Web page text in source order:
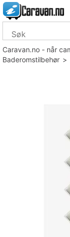
Caravan.no - når
Baderomstilbehør